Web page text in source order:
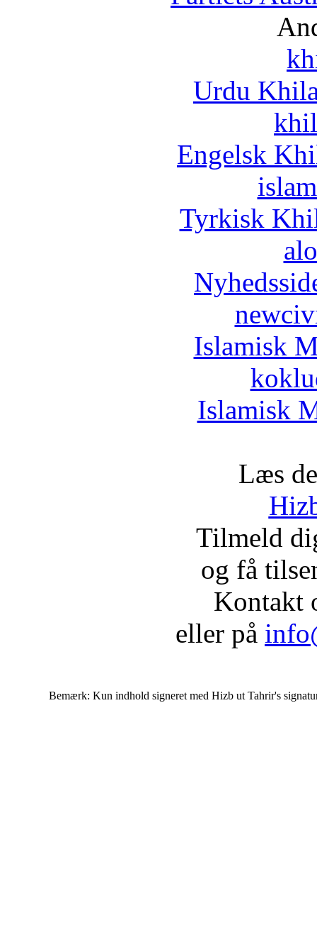
Urdu
Engelsk
Tyrkisk
Islamisk
Islamisk
Læs
Tilmeld
og få
Kontakt
eller på
Bemærk: Kun indhold signeret med Hizb ut Tahrir's